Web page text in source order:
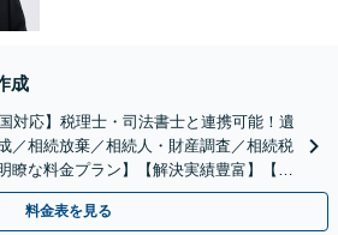
成
対応】税理士・司法書士と連携可能！遺
／相続放棄／相続人・財産調査／相続税
瞭な料金プラン】【解決実績豊富】【電
料金表を見る